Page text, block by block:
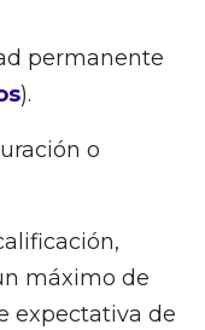
permanente
).
o
máximo de
expectativa de